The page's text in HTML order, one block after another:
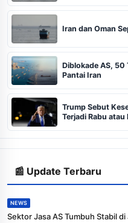
Iran dan Oman
Diblokade AS, 50
Pantai Iran
Trump Sebut
Terjadi Rabu atau
📰 Update Terbaru
NEWS
Sektor Jasa AS Tumbuh Stabil